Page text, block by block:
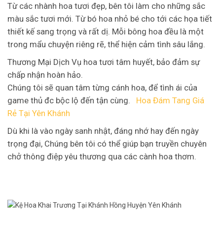
Từ các nhành hoa tươi đẹp, bên tôi làm cho những sắc
màu sắc tươi mới. Từ bó hoa nhỏ bé cho tới các họa tiết
thiết kế sang trọng và rất dị. Mỗi bông hoa đều là một
trong mẩu chuyện riêng rẽ, thể hiện cảm tình sâu lắng.
Thương Mại Dịch Vụ hoa tươi tâm huyết, bảo đảm sự
chấp nhận hoàn hảo.
Chúng tôi sẽ quan tâm từng cánh hoa, để tình ái của
game thủ đc bộc lộ đến tận cùng. Hoa Đám Tang Giá
Rẻ Tại Yên Khánh
Dù khi là vào ngày sanh nhật, đáng nhớ hay đến ngày
trọng đại, Chúng bên tôi có thể giúp bạn truyền chuyên
chở thông điệp yêu thương qua các cành hoa thơm.